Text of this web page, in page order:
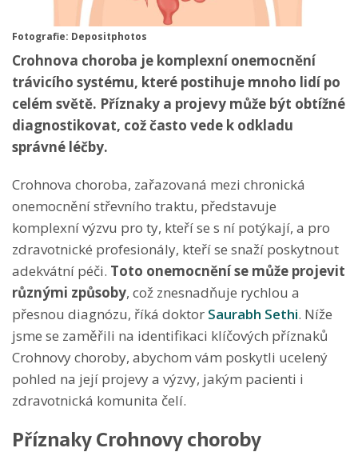
Fotografie: Depositphotos
Crohnova choroba je komplexní onemocnění
trávicího systému, které postihuje mnoho lidí po
celém světě. Příznaky a projevy může být obtížné
diagnostikovat, což často vede k odkladu
správné léčby.
Crohnova choroba, zařazovaná mezi chronická
onemocnění střevního traktu, představuje
komplexní výzvu pro ty, kteří se s ní potýkají, a pro
zdravotnické profesionály, kteří se snaží poskytnout
adekvátní péči. Toto onemocnění se může projevit
různými způsoby, což znesnadňuje rychlou a
přesnou diagnózu, říká doktor Saurabh Sethi. Níže
jsme se zaměřili na identifikaci klíčových příznaků
Crohnovy choroby, abychom vám poskytli ucelený
pohled na její projevy a výzvy, jakým pacienti i
zdravotnická komunita čelí.
Příznaky Crohnovy choroby